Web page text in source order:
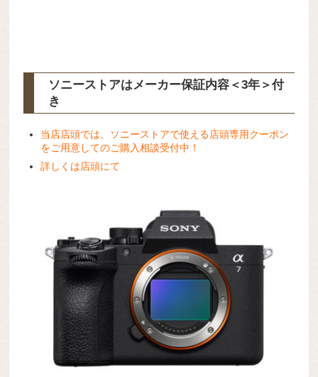
ソニーストアはメーカー保証内容 ＜3年＞付
き
当店店頭では、ソニーストアで使える店頭専用クーポン
をご用意してのご購入相談受付中！
詳しくは店頭にて